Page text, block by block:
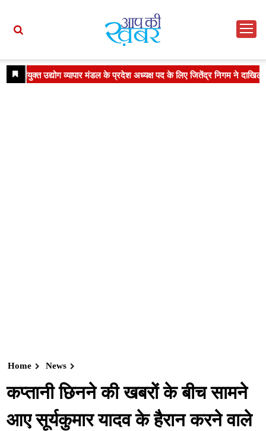
Home News
कप्तानी छिनने की खबरों के बीच सामने
आए सूर्यकुमार यादव के हैरान करने वाले